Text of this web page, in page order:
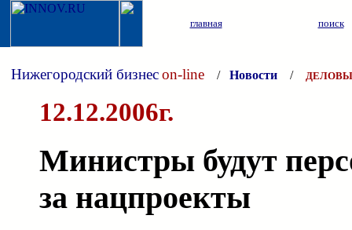
главная поиск
Нижегородский бизнесon-line / Новости /
12.12.2006г.
Министры будут
за нацпроекты